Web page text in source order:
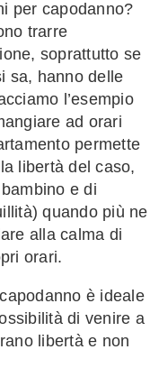
per capodanno?
trarre
soprattutto se
sa, hanno delle
l’esempio
ad orari
permette
libertà del caso,
e di
quando più ne
alla calma di
orari.
è ideale
di venire a
libertà e non